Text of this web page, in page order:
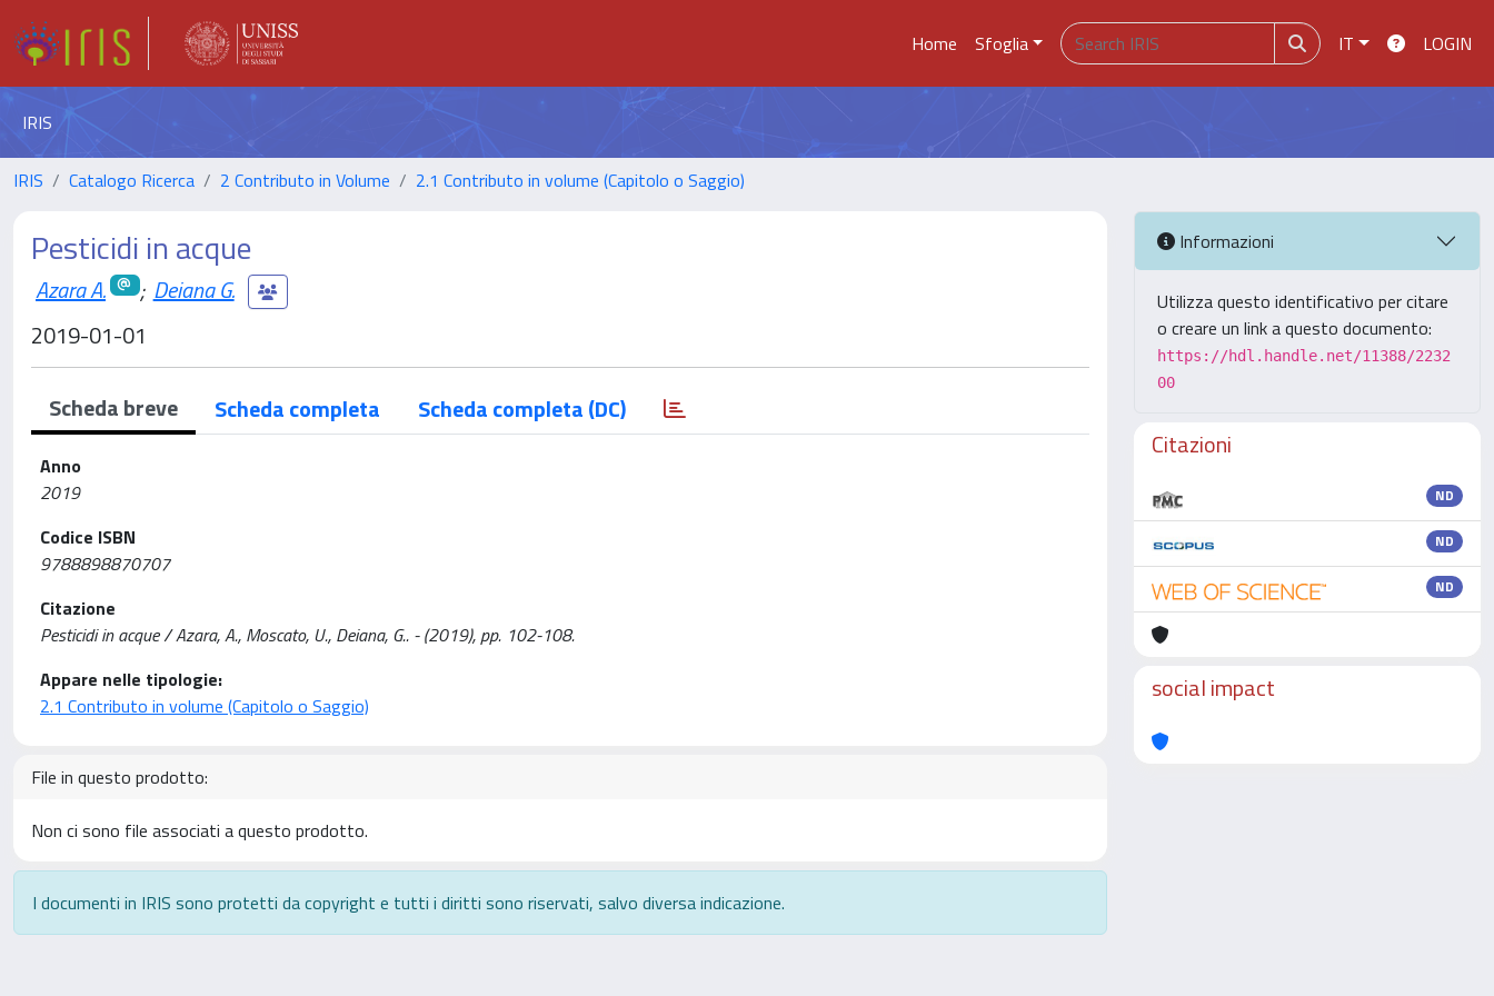
Home Sfoglia IT LOGIN
IRIS
IRIS Catalogo Ricerca 2 Contributo in Volume 2.1 Contributo in volume (Capitolo o Saggio)
Pesticidi in acque
Azara A. ; Deiana G.
2019-01-01
Scheda breve Scheda completa Scheda completa (DC)
Anno
2019
Codice ISBN
9788898870707
Citazione
Pesticidi in acque / Azara, A., Moscato, U., Deiana, G.. - (2019), pp. 102-108.
Appare nelle tipologie:
2.1 Contributo in volume (Capitolo o Saggio)
File in questo prodotto:
Non ci sono file associati a questo prodotto.
I documenti in IRIS sono protetti da copyright e tutti i diritti sono riservati, salvo diversa indicazione.
Informazioni
Utilizza questo identificativo per citare
o creare un link a questo documento:
https://hdl.handle.net/11388/2232
00
Citazioni
ND
ND
ND
social impact